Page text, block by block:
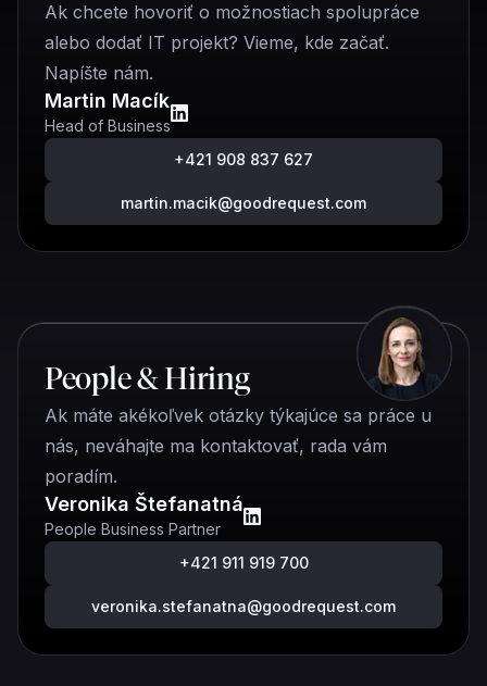
Ak chcete hovoriť o možnostiach spolupráce
alebo dodať IT projekt? Vieme, kde začať.
Napíšte nám.
Martin Macík
Head of Business
+421 908 837 627
martin.macik@goodrequest.com
People & Hiring
Ak máte akékoľvek otázky týkajúce sa práce u
nás, neváhajte ma kontaktovať, rada vám
poradím.
Veronika Štefanatná
People Business Partner
+421 911 919 700
veronika.stefanatna@goodrequest.com